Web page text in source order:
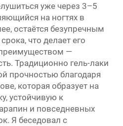
уже через 3–5
на ногтях в
остаётся безупречным
что делает его
—
Традиционно гель-лаки
прочностью благодаря
которая образует на
устойчивую к
и повседневных
Я беседовал с